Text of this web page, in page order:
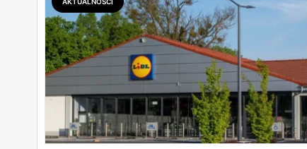
wyjeździe, jak i w miejskim upale. Słoneczna paleta
kolorów, przewiewne materiały i wakacyjna nonszalancja?
Brzmi jak plan na lato!